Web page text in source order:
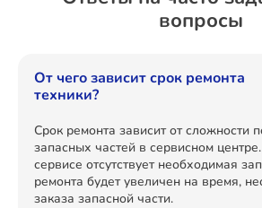
вопросы
От чего зависит срок ремонта
техники?
Срок ремонта зависит от сложности
запасных частей в сервисном
сервисе отсутствует необходимая
ремонта будет увеличен на время,
заказа запасной части.